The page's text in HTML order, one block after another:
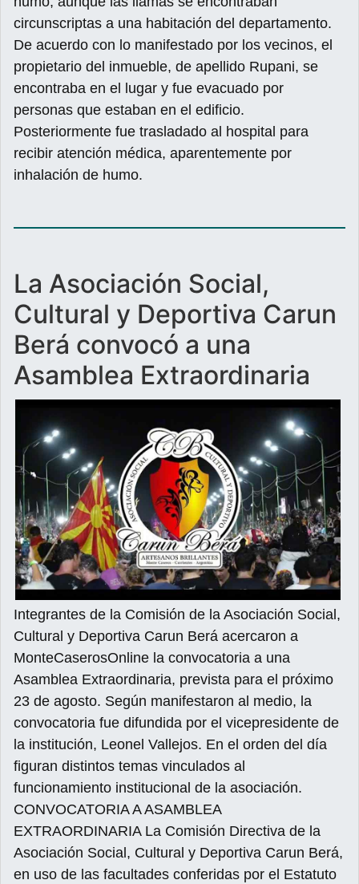
circunscriptas a una habitación del departamento.
De acuerdo con lo manifestado por los vecinos, el
propietario del inmueble, de apellido Rupani, se
encontraba en el lugar y fue evacuado por
personas que estaban en el edificio.
Posteriormente fue trasladado al hospital para
recibir atención médica, aparentemente por
inhalación de humo.
La Asociación Social,
Cultural y Deportiva Carun
Berá convocó a una
Asamblea Extraordinaria
Integrantes de la Comisión de la Asociación Social,
Cultural y Deportiva Carun Berá acercaron a
MonteCaserosOnline la convocatoria a una
Asamblea Extraordinaria, prevista para el próximo
23 de agosto. Según manifestaron al medio, la
convocatoria fue difundida por el vicepresidente de
la institución, Leonel Vallejos. En el orden del día
figuran distintos temas vinculados al
funcionamiento institucional de la asociación.
CONVOCATORIA A ASAMBLEA
EXTRAORDINARIA La Comisión Directiva de la
Asociación Social, Cultural y Deportiva Carun Berá,
en uso de las facultades conferidas por el Estatuto